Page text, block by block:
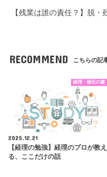
【残業は誰の責任？】脱
RECOMMEND こちらの記
経理・秘伝の書
2025.12.21
【経理の勉強】経理のプロが教え
る、ここだけの話